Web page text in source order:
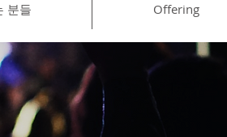
분들 Offering